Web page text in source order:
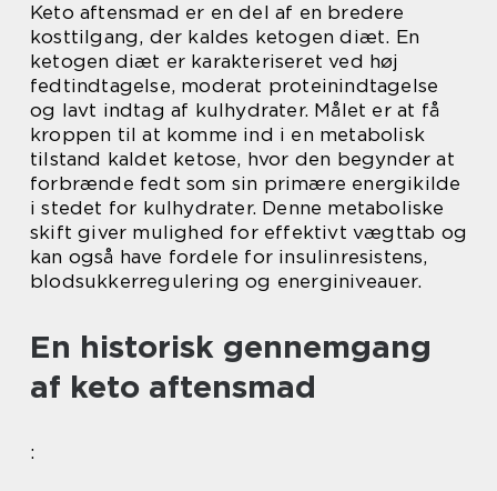
Keto aftensmad er en del af en bredere
kosttilgang, der kaldes ketogen diæt. En
ketogen diæt er karakteriseret ved høj
fedtindtagelse, moderat proteinindtagelse
og lavt indtag af kulhydrater. Målet er at få
kroppen til at komme ind i en metabolisk
tilstand kaldet ketose, hvor den begynder at
forbrænde fedt som sin primære energikilde
i stedet for kulhydrater. Denne metaboliske
skift giver mulighed for effektivt vægttab og
kan også have fordele for insulinresistens,
blodsukkerregulering og energiniveauer.
En historisk gennemgang
af keto aftensmad
: